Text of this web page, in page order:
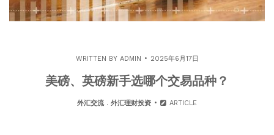
WRITTEN BY ADMIN 2025年6月17日
美磅、英磅新手选哪个交易品种？
外汇交流. 外汇理财投资 ARTICLE